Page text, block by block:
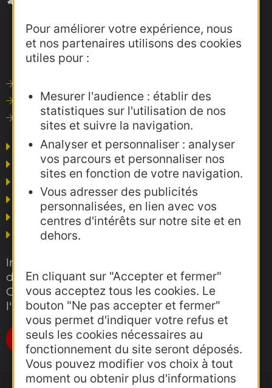
Pour améliorer votre expérience, nous
et nos partenaires utilisons des cookies
utiles pour :
Mesurer l'audience : établir des
statistiques sur l'utilisation de nos
sites et suivre la navigation.
Analyser et personnaliser : analyser
vos parcours et personnaliser nos
sites en fonction de votre navigation.
Vous adresser des publicités
personnalisées, en lien avec vos
centres d'intérêts sur notre site et en
dehors.
En cliquant sur "Accepter et fermer"
vous acceptez tous les cookies. Le
bouton "Ne pas accepter et fermer"
vous permet d'indiquer votre refus et
seuls les cookies nécessaires au
fonctionnement du site seront déposés.
Vous pouvez modifier vos choix à tout
moment ou obtenir plus d'informations
Photothèque
Consultations
Agence AD'OCC
Presse et influence
Voyagistes
Business/Mice
Thermalisme
Grand public
Inscrivez-vous gratuitement à la lettre
d'information pro de la destination
Occitanie pour suivre nos actions et
l'actualité du tourisme dans la région
Je m'abonne